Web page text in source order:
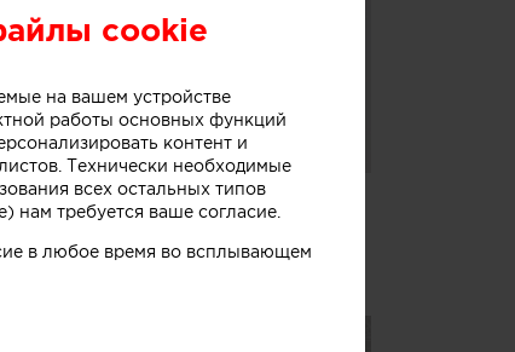
ли прижиться богемная
cookie
на вашем устройстве
работы основных функций
контент и
Технически необходимые
всех остальных типов
нам требуется ваше согласие.
в любое время во всплывающем